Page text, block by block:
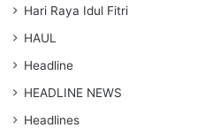
Hari Raya Idul Fitri
HAUL
Headline
HEADLINE NEWS
Headlines